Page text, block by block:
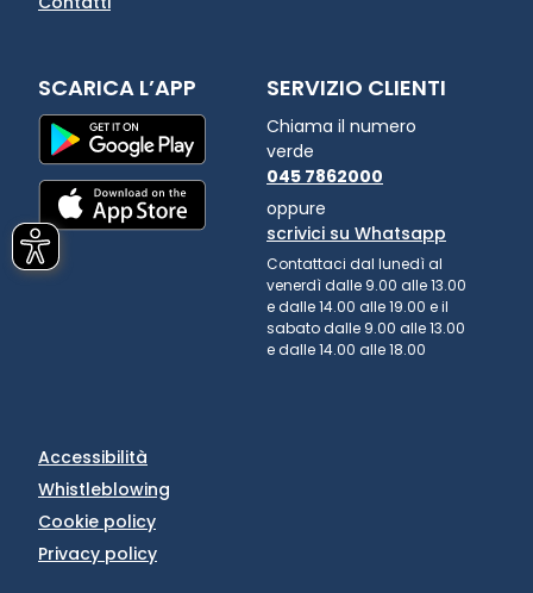
SCARICA L’APP SERVIZIO CLIENTI
Chiama il numero
verde
045 7862000
oppure
scrivici su Whatsapp
Contattaci dal lunedì al
venerdì dalle 9.00 alle 13.00
e dalle 14.00 alle 19.00 e il
sabato dalle 9.00 alle 13.00
e dalle 14.00 alle 18.00
Accessibilità
Whistleblowing
Cookie policy
Privacy policy